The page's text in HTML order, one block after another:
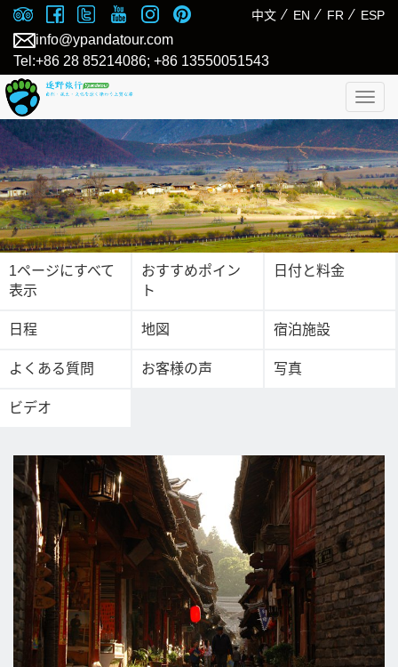
中文 ⁄ EN ⁄ FR ⁄ ESP
info@ypandatour.com
Tel:+86 28 85214086; +86 13550051543
1ページにすべて
表示
おすすめポイン
ト
日付と料金
日程 地図 宿泊施設
よくある質問 お客様の声 写真
ビデオ